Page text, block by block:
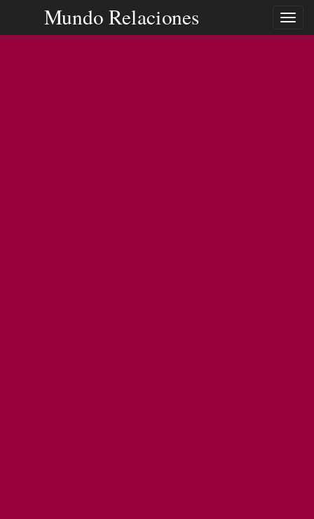
Mundo Relaciones